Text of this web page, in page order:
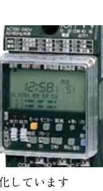
『100TOMO』
しています